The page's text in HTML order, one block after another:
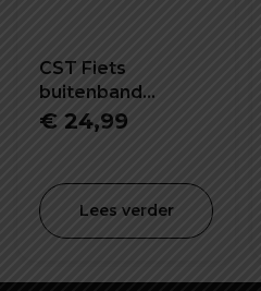
CST Fiets
buitenband
26x1.95 inch C1820
€ 24,99
Lees verder